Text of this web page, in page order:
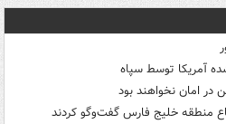
آمریکا توسط سپاه
در امان نخواهند بود
منطقه خلیج فارس گفت‌وگو کردند